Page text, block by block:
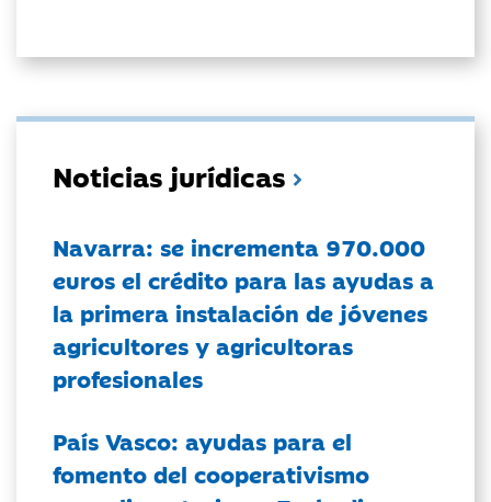
Noticias jurídicas
Navarra: se incrementa 970.000
euros el crédito para las ayudas a
la primera instalación de jóvenes
agricultores y agricultoras
profesionales
País Vasco: ayudas para el
fomento del cooperativismo